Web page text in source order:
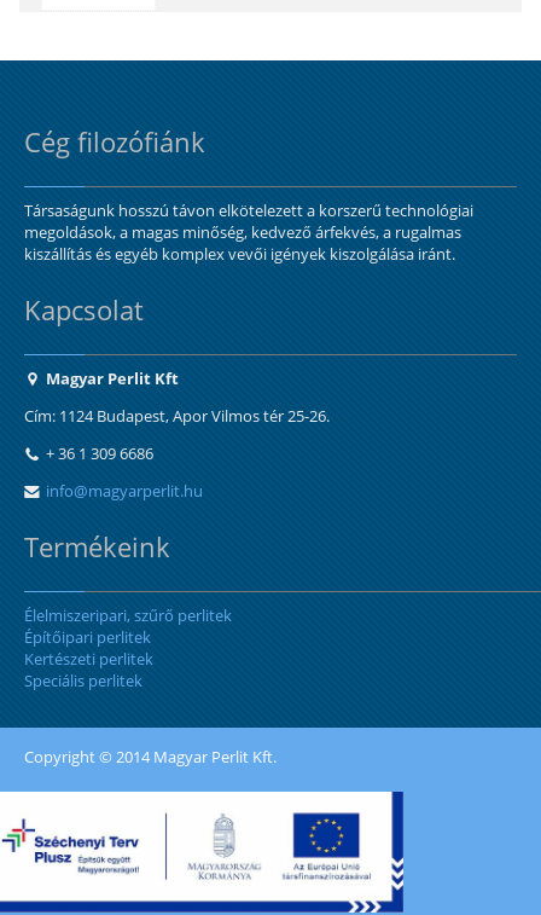
Cég filozófiánk
Társaságunk hosszú távon elkötelezett a korszerű technológiai
megoldások, a magas minőség, kedvező árfekvés, a rugalmas
kiszállítás és egyéb komplex vevői igények kiszolgálása iránt.
Kapcsolat
Magyar Perlit Kft
Cím: 1124 Budapest, Apor Vilmos tér 25-26.
+ 36 1 309 6686
info@magyarperlit.hu
Termékeink
Élelmiszeripari, szűrő perlitek
Építőipari perlitek
Kertészeti perlitek
Speciális perlitek
Copyright © 2014 Magyar Perlit Kft.